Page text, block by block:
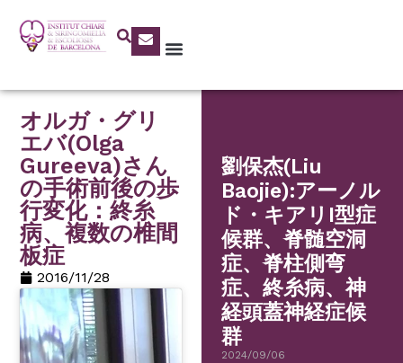
オルガ・グリ
エバ(Olga
Gureeva)さん
の手術前後の歩
行変化：終糸
病、複数の椎間
板症
2016/11/28
劉保杰(Liu
Baojie):アーノル
ド・キアリI型症
候群、脊髄空洞
症、脊柱側弯
症、終糸病、神
経頭蓋神経症候
群
2024/09/06